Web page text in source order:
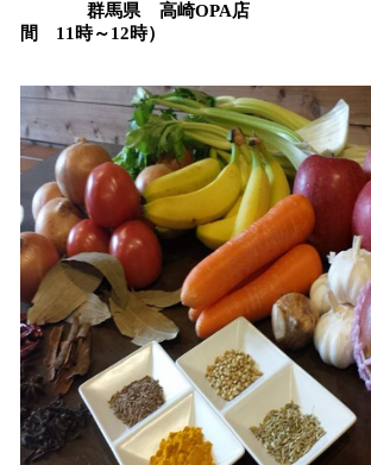
群馬県 高崎OPA店
間 11時～12時）